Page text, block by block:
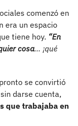
comenzó en
era un espacio
tiene hoy. “En
cosa… ¡qué
se convirtió
darse cuenta,
que trabajaba en